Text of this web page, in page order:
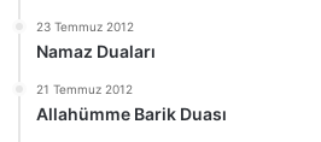
23 Temmuz 2012
Namaz Duaları
21 Temmuz 2012
Allahümme Barik Duası